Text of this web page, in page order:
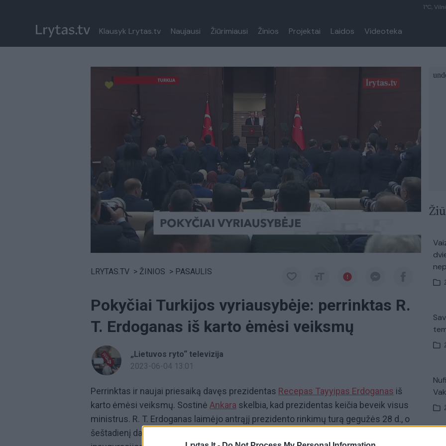
1°C,
Klausyk Lrytas.tv Naujausi Žiūrimiausi Žinios Projektai Laidos Videoteka
Paremkite Ukrainą
LRYTAS.TV > ŽINIOS > PASAULIS
Pokyčiai Turkijos vyriausybėje: perrinktas R.
T. Erdoganas iš karto ėmėsi veiksmų
„Lietuvos ryto“ televizija
2023-06-04 13:01
Perrinktas ir naujai priesaiką davęs prezidentas Recepas Tayyipas Erdoganas iš
karto ėmėsi veiksmų. Sostinė Ankara skelbia, kad prezidentas keičia beveik visus
ministrus. R. T. Erdoganas laimėjo antrąjį prezidento rinkimų turą gegužės 28 d., o
šeštadienį davė priesaiką ir valstybei vadovaus dar penkerius metus. Per